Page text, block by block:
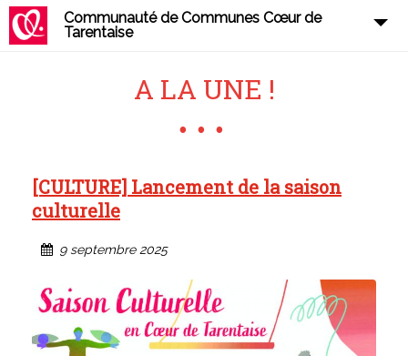
Communauté de Communes Cœur de
Tarentaise
A LA UNE !
[CULTURE] Lancement de la saison
culturelle
9 septembre 2025